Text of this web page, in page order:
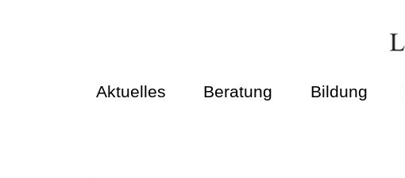
Aktuelles Beratung Bildung